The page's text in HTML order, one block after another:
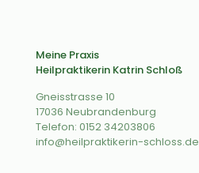
Meine Praxis
Heilpraktikerin Katrin Schloß
Gneisstrasse 10
17036 Neubrandenburg
Telefon: 0152 34203806
info@heilpraktikerin-schloss.de